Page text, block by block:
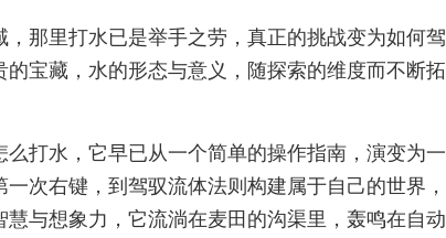
那里打水已是举手之劳，真正的挑战变为如何驾
宝藏，水的形态与意义，随探索的维度而不断拓
打水，它早已从一个简单的操作指南，演变为一
次右键，到驾驭流体法则构建属于自己的世界，
与想象力，它流淌在麦田的沟渠里，轰鸣在自动